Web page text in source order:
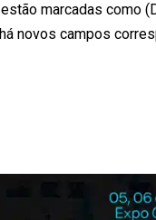
marcadas como
novos campos